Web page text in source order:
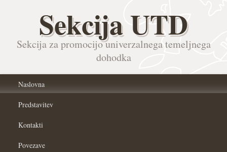
Sekcija UTD
Sekcija za promocijo univerzalnega temeljnega
dohodka
Naslovna
Predstavitev
Kontakti
Povezave